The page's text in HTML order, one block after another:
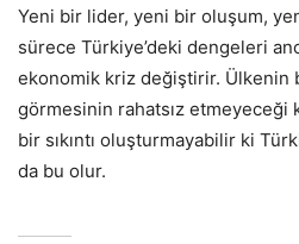
Yeni bir lider, yeni bir oluşum,
sürece Türkiye’deki dengeleri
ekonomik kriz değiştirir. Ülkenin
görmesinin rahatsız
bir sıkıntı oluşturmayabilir ki
da bu olur.